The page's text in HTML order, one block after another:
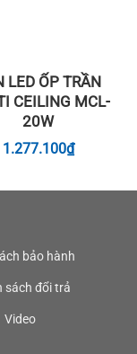
LED ỐP TRẦN
CEILING MCL-
20W
1.277.100₫
bảo hành
sách đổi trả
Video